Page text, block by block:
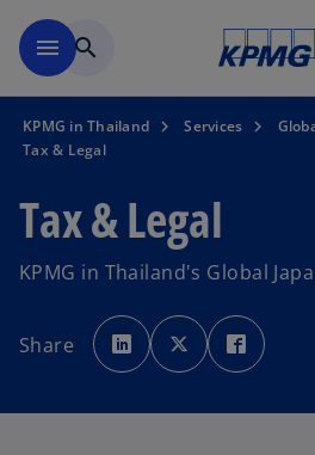
menu search
KPMG in Thailand Services
Tax & Legal
Tax & Legal
KPMG in Thailand's Global
Share
o
p
e
n
o
p
e
n
p
e